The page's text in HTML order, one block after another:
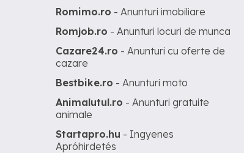
Romimo.ro - Anunturi imobiliare
Romjob.ro - Anunturi locuri de munca
Cazare24.ro - Anunturi cu oferte de
cazare
Bestbike.ro - Anunturi moto
Animalutul.ro - Anunturi gratuite
animale
Startapro.hu - Ingyenes
Apróhirdetés